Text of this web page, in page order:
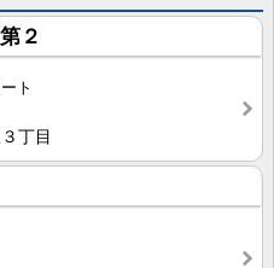
２
ト
丁目